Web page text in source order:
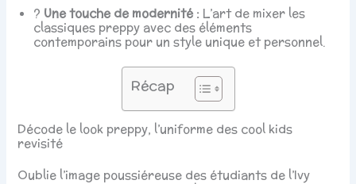
? Une touche de modernité : L’art de mixer les
classiques preppy avec des éléments
contemporains pour un style unique et personnel.
Récap
Décode le look preppy, l’uniforme des cool kids
revisité
Oublie l’image poussiéreuse des étudiants de l’Ivy